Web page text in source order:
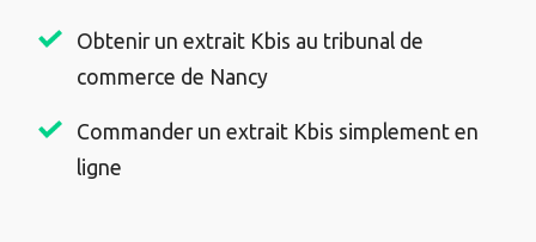
Obtenir un extrait Kbis au tribunal de
commerce de Nancy
Commander un extrait Kbis simplement en
ligne